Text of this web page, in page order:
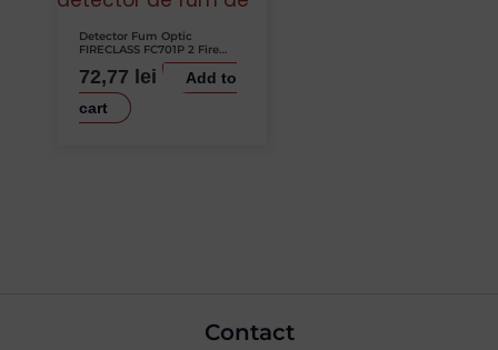
Detector Fum Optic
FIRECLASS FC701P 2 Fire
Tensiune 10.5-33V Standard
EN 54 Soclu 5B
72,77 lei
Add to
cart
Contact